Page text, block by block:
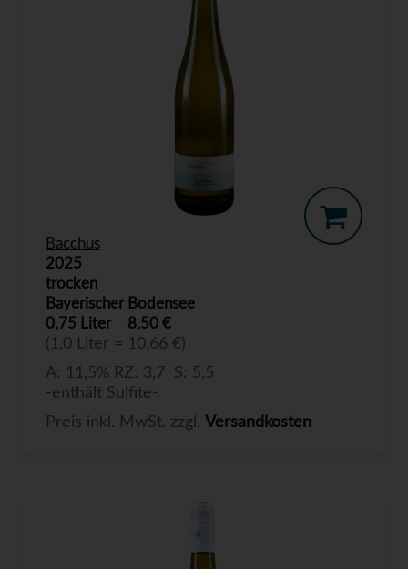
Bacchus
2025
trocken
Bayerischer Bodensee
0,75 Liter
8,50 €
(1,0 Liter = 10,66 €)
A: 11,5% RZ: 3,7 S: 5,5
-enthält Sulfite-
Preis inkl. MwSt. zzgl. Versandkosten